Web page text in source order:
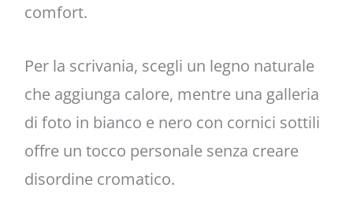
comfort.
Per la scrivania, scegli un legno naturale
che aggiunga calore, mentre una galleria
di foto in bianco e nero con cornici sottili
offre un tocco personale senza creare
disordine cromatico.